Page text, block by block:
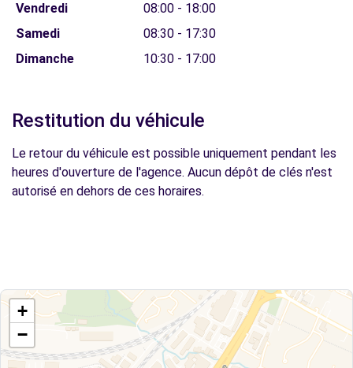
Vendredi
08:00 - 18:00
Samedi
08:30 - 17:30
Dimanche
10:30 - 17:00
Restitution du véhicule
Le retour du véhicule est possible uniquement pendant les
heures d'ouverture de l'agence. Aucun dépôt de clés n'est
autorisé en dehors de ces horaires.
+
−